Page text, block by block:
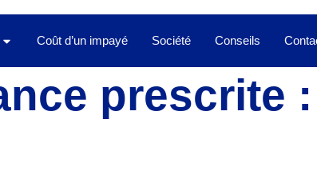
Coût d’un impayé Société Conseils
prescrite